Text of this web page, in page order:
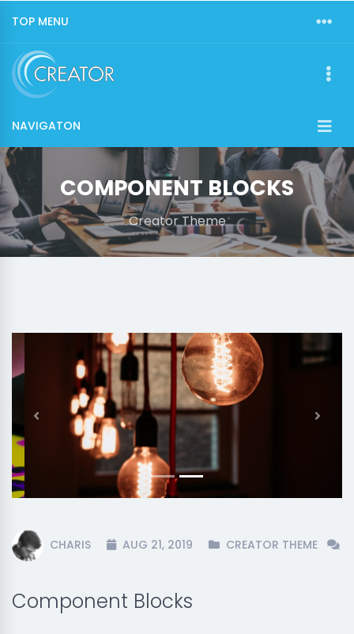
TOP MENU
NAVIGATON
COMPONENT BLOCKS
Creator Theme
Previous Next
CHARIS AUG 21, 2019 CREATOR THEME
Component Blocks